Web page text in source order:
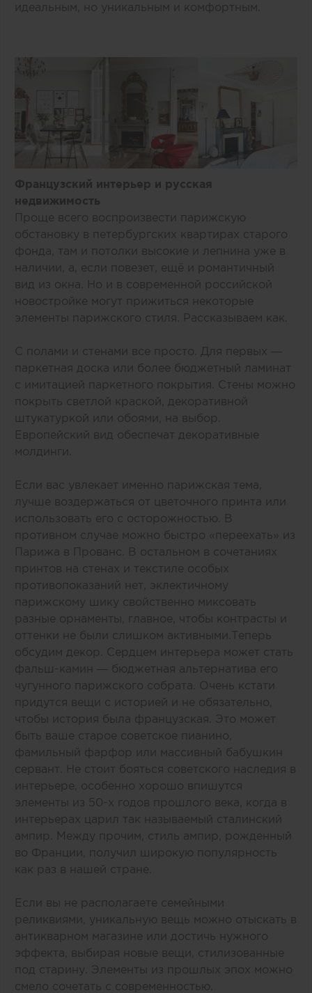
идеальным, но уникальным и комфортным.
Французский интерьер и русская
недвижимость
Проще всего воспроизвести парижскую
обстановку в петербургских квартирах старого
фонда, там и потолки высокие и лепнина уже в
наличии, а, если повезет, ещё и романтичный
вид из окна. Но и в современной российской
новостройке могут прижиться некоторые
элементы парижского стиля. Рассказываем как.
С полами и стенами все просто. Для первых —
паркетная доска или более бюджетный ламинат
с имитацией паркетного покрытия. Стены можно
покрыть светлой краской, декоративной
штукатуркой или обоями, на выбор.
Европейский вид обеспечат декоративные
молдинги.
Если вас увлекает именно парижская тема,
лучше воздержаться от цветочного принта или
использовать его с осторожностью. В
противном случае можно быстро «переехать» из
Парижа в Прованс. В остальном в сочетаниях
принтов на стенах и текстиле особых
противопоказаний нет, эклектичному
парижскому шику свойственно миксовать
разные орнаменты, главное, чтобы контрасты и
оттенки не были слишком активными.Теперь
обсудим декор. Сердцем интерьера может стать
фальш-камин — бюджетная альтернатива его
чугунного парижского собрата. Очень кстати
придутся вещи с историей и не обязательно,
чтобы история была французская. Это может
быть ваше старое советское пианино,
фамильный фарфор или массивный бабушкин
сервант. Не стоит бояться советского наследия в
интерьере, особенно хорошо впишутся
элементы из 50-х годов прошлого века, когда в
интерьерах царил так называемый сталинский
ампир. Между прочим, стиль ампир, рожденный
во Франции, получил широкую популярность
как раз в нашей стране.
Если вы не располагаете семейными
реликвиями, уникальную вещь можно отыскать в
антикварном магазине или достичь нужного
эффекта, выбирая новые вещи, стилизованные
под старину. Элементы из прошлых эпох можно
смело сочетать с современностью.